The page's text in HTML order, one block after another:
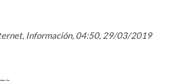
Información, 04:50, 29/03/2019